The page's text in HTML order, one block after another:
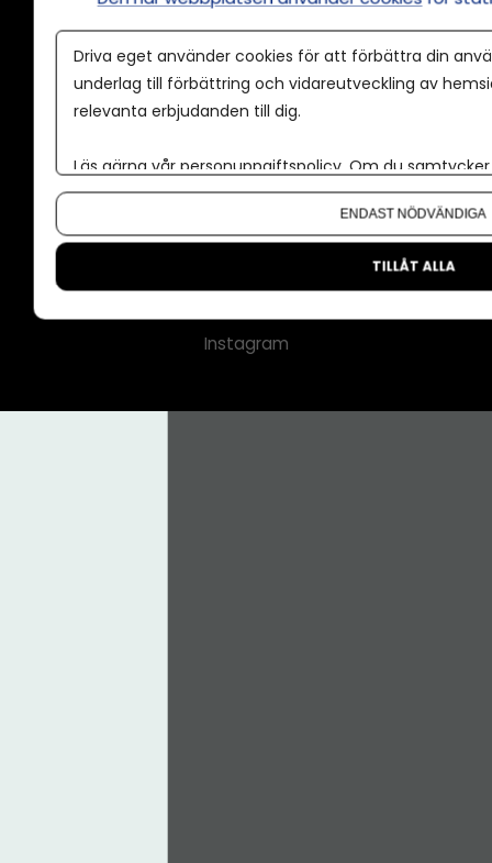
Annonspolicy
Tillgänglighet
Kontakt
Nyhetsbrev
CMS för medier
Instagram
Driva eget använder cookies för att förbättra din
underlag till förbättring och vidareutveckling av
relevanta erbjudanden till dig.
Läs gärna vår personuppgiftspolicy. Om du
Om du vill ändra ditt val i efterhand hittar du den
ENDAST NÖDVÄNDIGA
TILLÅT ALLA